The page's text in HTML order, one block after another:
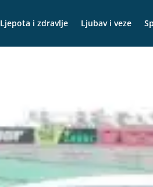
Ljepota i zdravlje Ljubav i veze